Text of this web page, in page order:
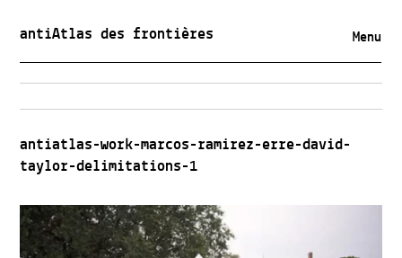
antiAtlas des frontières Menu
antiatlas-work-marcos-ramirez-erre-david-
taylor-delimitations-1